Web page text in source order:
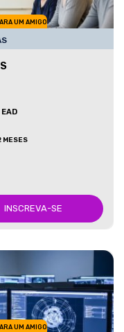
UM AMIGO
MESES
INSCREVA-SE
UM AMIGO